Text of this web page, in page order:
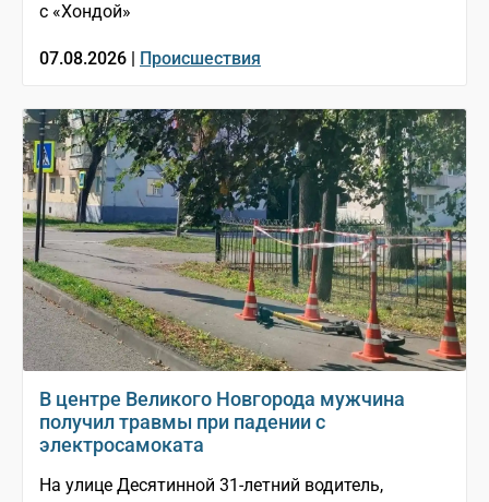
с «Хондой»
07.08.2026 | Происшествия
В центре Великого Новгорода мужчина
получил травмы при падении с
электросамоката
На улице Десятинной 31-летний водитель,